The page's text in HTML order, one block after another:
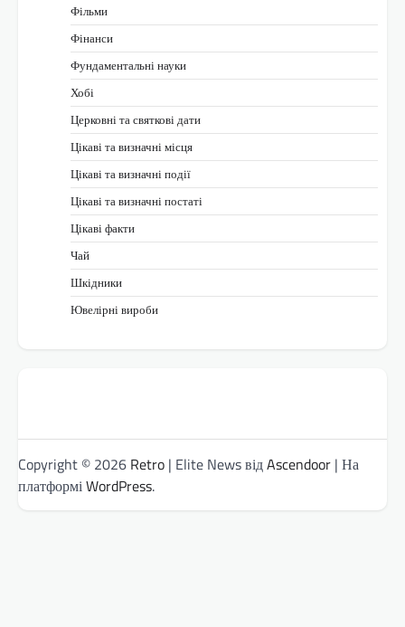
Фільми
Фінанси
Фундаментальні науки
Хобі
Церковні та святкові дати
Цікаві та визначні місця
Цікаві та визначні події
Цікаві та визначні постаті
Цікаві факти
Чай
Шкідники
Ювелірні вироби
Copyright © 2026 Retro | Elite News відAscendoor | На
платформіWordPress.